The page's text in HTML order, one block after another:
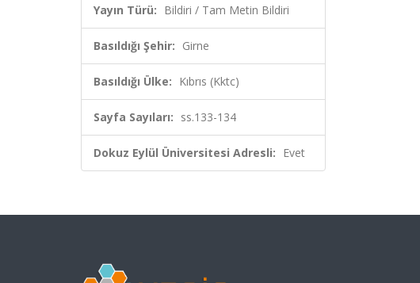
Yayın Türü: Bildiri / Tam Metin Bildiri
Basıldığı Şehir: Girne
Basıldığı Ülke: Kıbrıs (Kktc)
Sayfa Sayıları: ss.133-134
Dokuz Eylül Üniversitesi Adresli: Evet